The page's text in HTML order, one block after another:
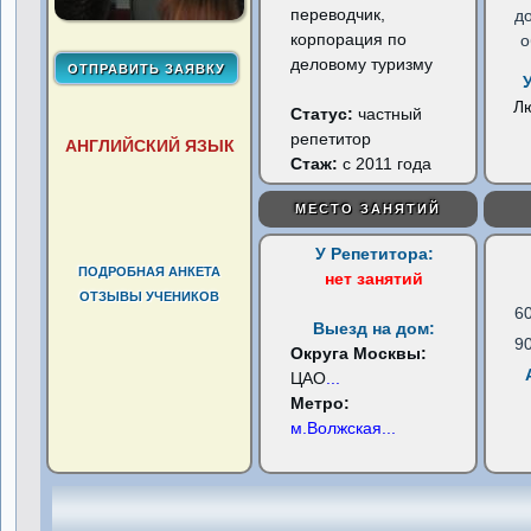
АНГЛИЙСКИЙ ЯЗЫК
ПОДРОБНАЯ АНКЕТА
ОТЗЫВЫ УЧЕНИКОВ
переводчик,
корпорация по
деловому туризму
Статус:частный
репетитор
Стаж: с 2011 года
МЕСТО ЗАНЯТИЙ
У Репетитора:
нет занятий
Выезд на дом:
Округа Москвы:
ЦАО
Метро:
м.Волжская